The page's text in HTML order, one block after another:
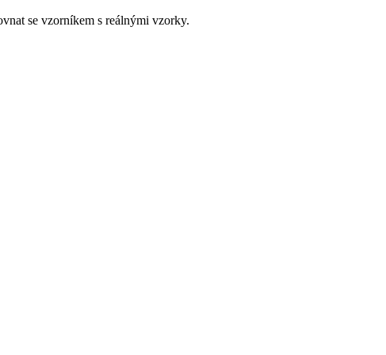
se vzorníkem s reálnými vzorky.